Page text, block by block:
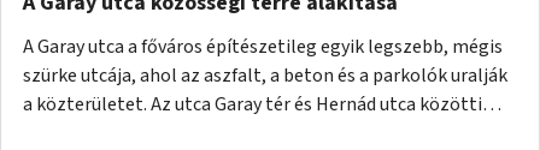
A Garay utca a főváros építészetileg egyik legszebb, mégis
szürke utcája, ahol az aszfalt, a beton és a parkolók uralják
a közterületet. Az utca Garay tér és Hernád utca közötti